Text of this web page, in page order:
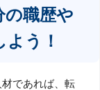
の職歴や
う！
であれば、転